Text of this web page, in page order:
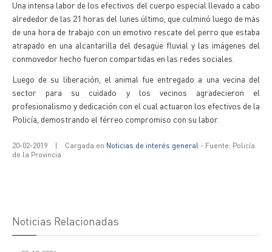
Una intensa labor de los efectivos del cuerpo especial llevado a cabo
alrededor de las 21 horas del lunes último, que culminó luego de más
de una hora de trabajo con un emotivo rescate del perro que estaba
atrapado en una alcantarilla del desagüe fluvial y las imágenes del
conmovedor hecho fueron compartidas en las redes sociales.
Luego de su liberación, el animal fue entregado a una vecina del
sector para su cuidado y los vecinos agradecieron el
profesionalismo y dedicación con el cual actuaron los efectivos de la
Policía, demostrando el férreo compromiso con su labor.
20-02-2019 | Cargada en Noticias de interés general - Fuente: Policía
de la Provincia
Noticias Relacionadas